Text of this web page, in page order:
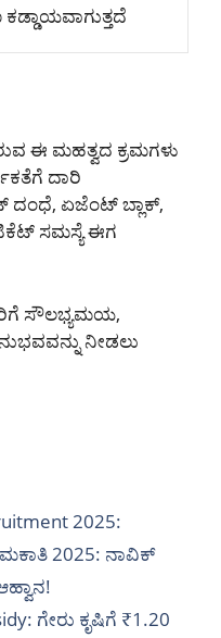
ಈ ಮಹತ್ವದ ಕ್ರಮಗಳು
ದಾರಿ
ಏಜೆಂಟ್ ಬ್ಲಾಕ್,
ಸಮಸ್ಯೆ ಈಗ
ಸೌಲಭ್ಯಮಯ,
ನೀಡಲು
2025:
2025: ನಾವಿಕ್
ಗೇರು ಕೃಷಿಗೆ ₹1.20